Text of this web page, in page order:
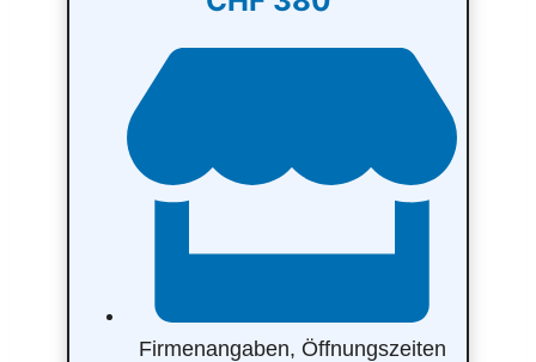
Firmenangaben, Öffnungszeiten